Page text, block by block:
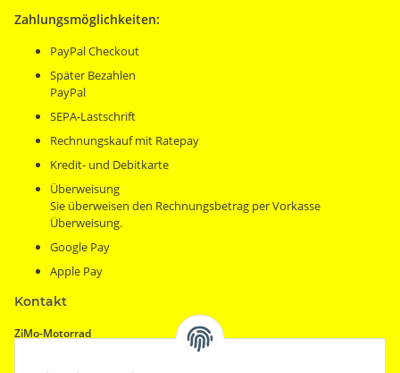
Zahlungsmöglichkeiten:
PayPal Checkout
Später Bezahlen
PayPal
SEPA-Lastschrift
Rechnungskauf mit Ratepay
Kredit- und Debitkarte
Überweisung
Sie überweisen den Rechnungsbetrag per Vorkasse
Überweisung.
Google Pay
Apple Pay
Kontakt
ZiMo-Motorrad